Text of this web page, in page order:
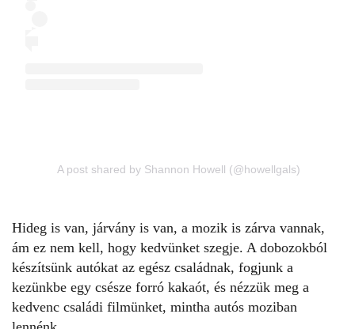
A post shared by Shannon Howell (@howellgals)
Hideg is van, járvány is van, a mozik is zárva vannak,
ám ez nem kell, hogy kedvünket szegje. A dobozokból
készítsünk autókat az egész családnak, fogjunk a
kezünkbe egy csésze forró kakaót, és nézzük meg a
kedvenc családi filmünket, mintha autós moziban